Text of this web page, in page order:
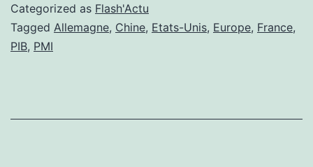
Categorized as Flash'Actu
Tagged Allemagne, Chine, Etats-Unis, Europe, France,
PIB, PMI